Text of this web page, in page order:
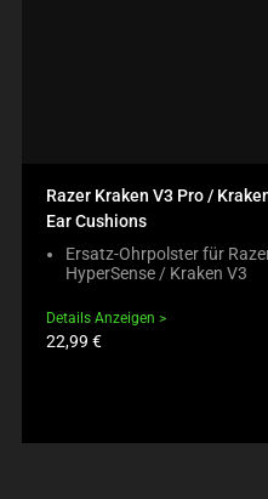
Razer Kraken V3 Pro /
Ear Cushions
Ersatz-Ohrpolster für
HyperSense / Kraken V3
Details Anzeigen
Produktpreis:
22,99 €